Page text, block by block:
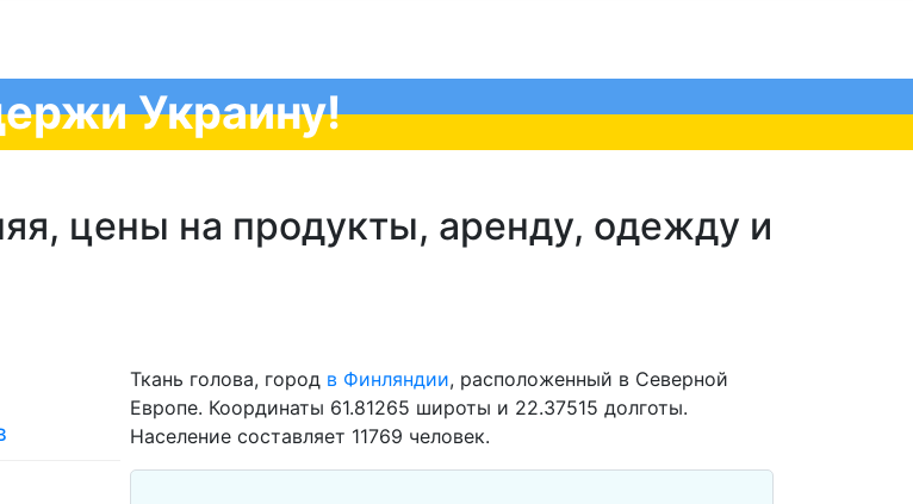
Украину!
цены на продукты, аренду, одежду и
Ткань голова, город в Финляндии, расположенный в Северной
Европе. Координаты 61.81265 широты и 22.37515 долготы.
Население составляет 11769 человек.